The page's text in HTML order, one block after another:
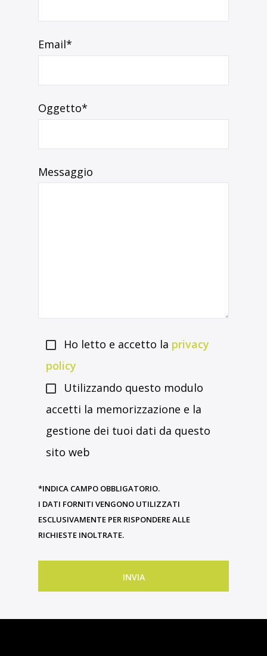
Email*
Oggetto*
Messaggio
Ho letto e accetto la privacy
policy
Utilizzando questo modulo
accetti la memorizzazione e la
gestione dei tuoi dati da questo
sito web
*INDICA CAMPO OBBLIGATORIO.
I DATI FORNITI VENGONO UTILIZZATI
ESCLUSIVAMENTE PER RISPONDERE ALLE
RICHIESTE INOLTRATE.